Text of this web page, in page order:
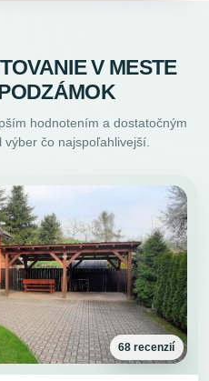
V MESTE
hodnotením a dostatočným
čo najspoľahlivejší.
68 recenzií